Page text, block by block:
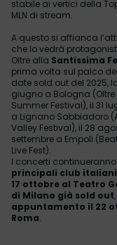
stabile ai vertici della
MLN di stream.
A questo si affianca
che lo vedrà
Oltre alla Santissima
prima volta sul palco
date sold out del 2025,
giugno a Bologna (Oltre
Summer Festival), il 31
a Lignano Sabbiadoro
Valley Festival), il 28
settembre a Empoli
Live Fest).
I concerti
principali club italiani
17 ottobre al Teatro
di Milano già sold out
appuntamento il 22
Roma.